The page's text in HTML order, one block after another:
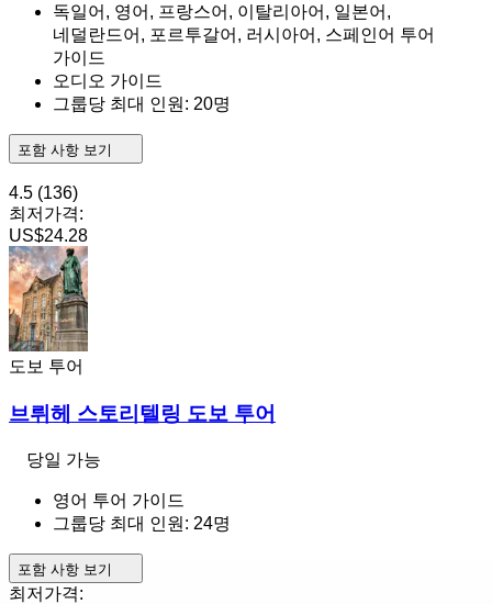
독일어, 영어, 프랑스어, 이탈리아어, 일본어,
네덜란드어, 포르투갈어, 러시아어, 스페인어 투어
가이드
오디오 가이드
그룹당 최대 인원: 20명
포함 사항 보기
4.5 (136)
최저가격:
US$24.28
도보 투어
브뤼헤 스토리텔링 도보 투어
당일 가능
영어 투어 가이드
그룹당 최대 인원: 24명
포함 사항 보기
최저가격: